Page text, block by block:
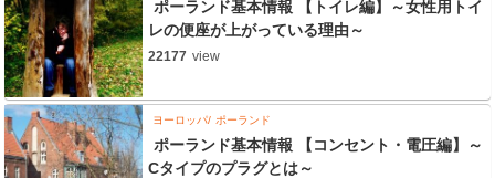
ポーランド基本情報 【トイレ編】～女性用トイ
レの便座が上がっている理由～
22177 view
ヨーロッパ ポーランド
ポーランド基本情報 【コンセント・電圧編】～
Cタイプのプラグとは～